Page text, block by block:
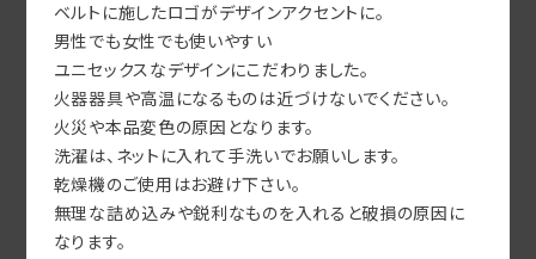
ベルトに施したロゴがデザインアクセントに。
男性でも女性でも使いやすい
ユニセックスなデザインにこだわりました。
火器器具や高温になるものは近づけないでください。
火災や本品変色の原因となります。
洗濯は、ネットに入れて手洗いでお願いします。
乾燥機のご使用はお避け下さい。
無理な詰め込みや鋭利なものを入れると破損の原因に
なります。